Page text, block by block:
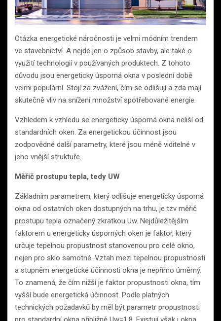
Otázka energetické náročnosti je velmi módním trendem
ve stavebnictví. A nejde jen o způsob stavby, ale také o
využití technologií v používaných produktech. Z tohoto
důvodu jsou energeticky úsporná okna v poslední době
velmi populární. Stojí za zvážení, čím se odlišují a zda mají
skutečně vliv na snížení množství spotřebované energie.
Vzhledem k vzhledu se energeticky úsporná okna neliší od
standardních oken. Za energetickou účinnost jsou
zodpovědné další parametry, které jsou méně viditelné v
jeho vnější struktuře.
Měřič prostupu tepla, tedy UW
Základním parametrem, který odlišuje energeticky úsporná
okna od ostatních oken dostupných na trhu, je tzv měřič
prostupu tepla označený zkratkou Uw. Nejdůležitějším
faktorem u energeticky úsporných oken je faktor, který
určuje tepelnou propustnost stanovenou pro celé okno,
nejen pro sklo samotné. Vztah mezi tepelnou propustností
a stupněm energetické účinnosti okna je nepřímo úměrný.
To znamená, že čím nižší je faktor propustnosti okna, tím
vyšší bude energetická účinnost. Podle platných
technických požadavků by měl být parametr propustnosti